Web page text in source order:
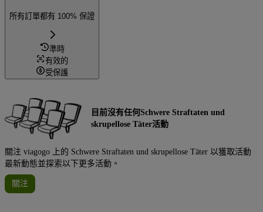
所有訂單都有 100% 保證
準時
有效的
受保護
目前沒有任何Schwere Straftaten und
skrupellose Täter活動
關注 viagogo 上的 Schwere Straftaten und skrupellose Täter 以獲取活動
最新動態並探索以下更多活動。
關注